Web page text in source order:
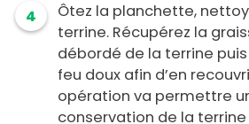
4
Ôtez la planchette,
terrine. Récupérez la
débordé de la terrine
feu doux afin d’en
opération va permettre
conservation de la